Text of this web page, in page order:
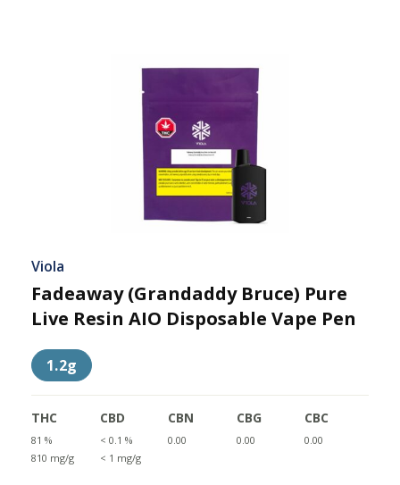
Viola
Fadeaway (Grandaddy Bruce) Pure
Live Resin AIO Disposable Vape Pen
1.2g
THC
81 %
810 mg/g
CBD
< 0.1 %
< 1 mg/g
CBN
0.00
CBG
0.00
CBC
0.00